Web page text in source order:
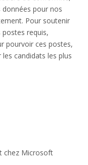
pour nos
Pour soutenir
requis,
pourvoir ces postes,
candidats les plus
chez Microsoft